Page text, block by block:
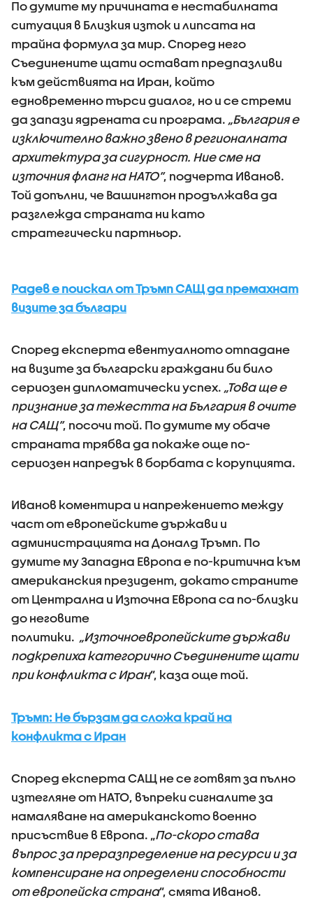
По думите му причината е нестабилната
ситуация в Близкия изток и липсата на
трайна формула за мир. Според него
Съединените щати остават предпазливи
към действията на Иран, който
едновременно търси диалог, но и се стреми
да запази ядрената си програма. „България е
изключително важно звено в регионалната
архитектура за сигурност. Ние сме на
източния фланг на НАТО”, подчерта Иванов.
Той допълни, че Вашингтон продължава да
разглежда страната ни като
стратегически партньор.
Радев е поискал от Тръмп САЩ да премахнат
визите за българи
Според експерта евентуалното отпадане
на визите за български граждани би било
сериозен дипломатически успех. „Това ще е
признание за тежестта на България в очите
на САЩ”, посочи той. По думите му обаче
страната трябва да покаже още по-
сериозен напредък в борбата с корупцията.
Иванов коментира и напрежението между
част от европейските държави и
администрацията на Доналд Тръмп. По
думите му Западна Европа е по-критична към
американския президент, докато страните
от Централна и Източна Европа са по-близки
до неговите
политики. „Източноевропейските държави
подкрепиха категорично Съединените щати
при конфликта с Иран”, каза още той.
Тръмп: Не бързам да сложа край на
конфликта с Иран
Според експерта САЩ не се готвят за пълно
изтегляне от НАТО, въпреки сигналите за
намаляване на американското военно
присъствие в Европа. „По-скоро става
въпрос за преразпределение на ресурси и за
компенсиране на определени способности
от европейска страна”, смята Иванов.